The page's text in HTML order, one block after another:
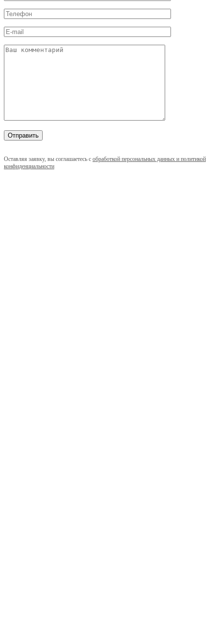
Оставляя заявку, вы соглашаетесь с обработкой персональных данных и политикой
конфиденциальности